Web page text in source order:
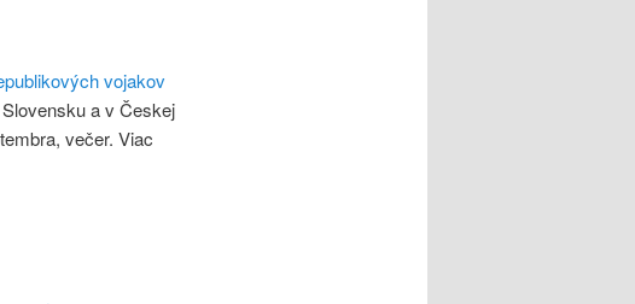
vojakov
a v Českej
večer. Viac